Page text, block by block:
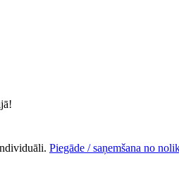
Piegāde / saņemšana no